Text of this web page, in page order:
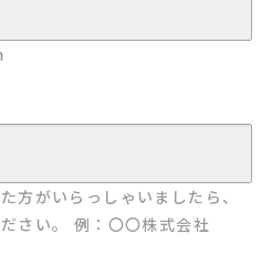
方がいらっしゃいましたら、
さい。 例：〇〇株式会社